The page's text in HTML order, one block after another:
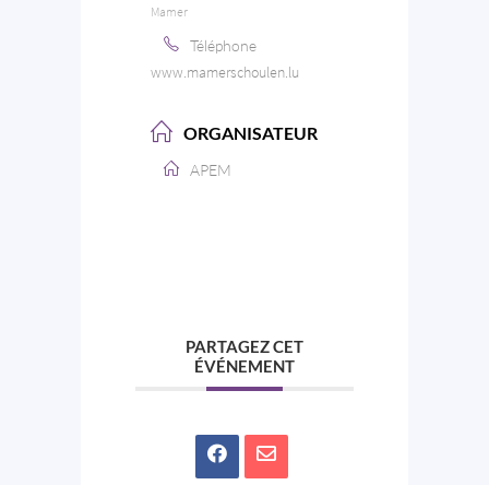
Mamer
Téléphone
www.mamerschoulen.lu
ORGANISATEUR
APEM
PARTAGEZ CET
ÉVÉNEMENT